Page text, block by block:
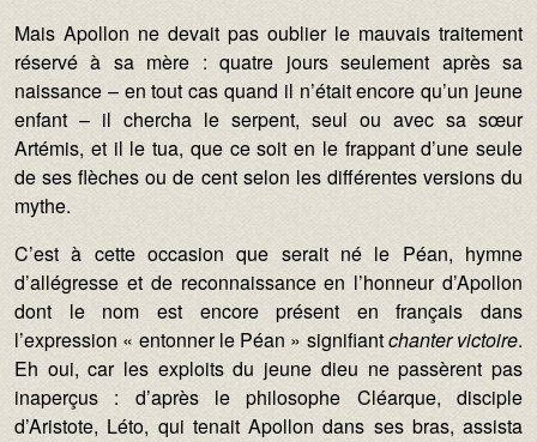
Mais Apollon ne devait pas oublier le mauvais traitement
réservé à sa mère : quatre jours seulement après sa
naissance – en tout cas quand il n’était encore qu’un jeune
enfant – il chercha le serpent, seul ou avec sa sœur
Artémis, et il le tua, que ce soit en le frappant d’une seule
de ses flèches ou de cent selon les différentes versions du
mythe.
C’est à cette occasion que serait né le Péan, hymne
d’allégresse et de reconnaissance en l’honneur d’Apollon
dont le nom est encore présent en français dans
l’expression « entonner le Péan » signifiantchanter victoire.
Eh oui, car les exploits du jeune dieu ne passèrent pas
inaperçus : d’après le philosophe Cléarque, disciple
d’Aristote, Léto, qui tenait Apollon dans ses bras, assista